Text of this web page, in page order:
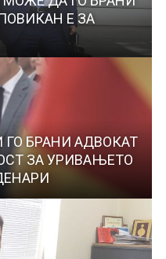
Е ЗА
ГО БРАНИ АДВОКАТ
ЗА УРИВАЊЕТО